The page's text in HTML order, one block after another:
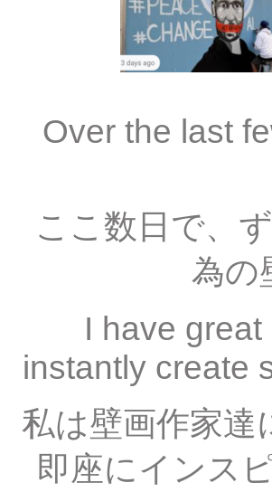
Over the last
ここ数日で、
為の
I have
instantly create
私は壁画作家達
即座にインス